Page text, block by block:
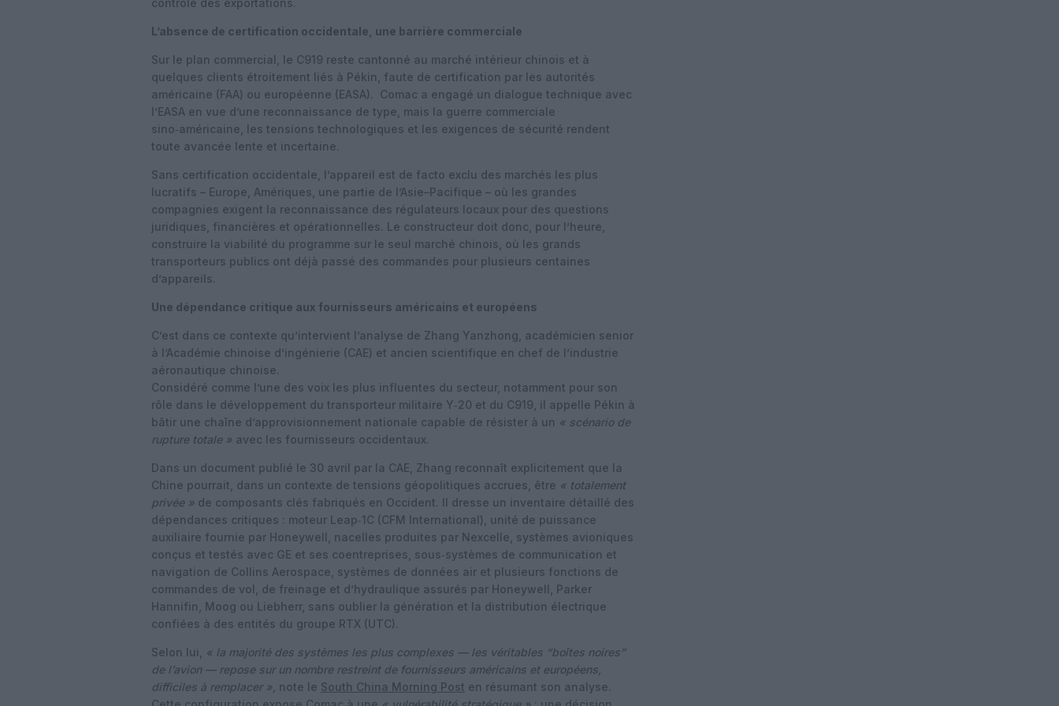
contrôle des exportations.
L’absence de certification occidentale, une barrière commerciale
Sur le plan commercial, le C919 reste cantonné au marché intérieur chinois et à
quelques clients étroitement liés à Pékin, faute de certification par les autorités
américaine (FAA) ou européenne (EASA).
Comac a engagé un dialogue technique avec
l’EASA en vue d’une reconnaissance de type, mais la guerre commerciale
sino‑américaine, les tensions technologiques et les exigences de sécurité rendent
toute avancée lente et incertaine.
Sans certification occidentale, l’appareil est de facto exclu des marchés les plus
lucratifs – Europe, Amériques, une partie de l’Asie–Pacifique – où les grandes
compagnies exigent la reconnaissance des régulateurs locaux pour des questions
juridiques, financières et opérationnelles. Le constructeur doit donc, pour l’heure,
construire la viabilité du programme sur le seul marché chinois, où les grands
transporteurs publics ont déjà passé des commandes pour plusieurs centaines
d’appareils.
Une dépendance critique aux fournisseurs américains et européens
C’est dans ce contexte qu’intervient l’analyse de Zhang Yanzhong, académicien senior
à l’Académie chinoise d’ingénierie (CAE) et ancien scientifique en chef de l’industrie
aéronautique chinoise.
Considéré comme l’une des voix les plus influentes du secteur, notamment pour son
rôle dans le développement du transporteur militaire Y‑20 et du C919, il appelle Pékin à
bâtir une chaîne d’approvisionnement nationale capable de résister à un « scénario de
rupture totale » avec les fournisseurs occidentaux.
Dans un document publié le 30 avril par la CAE, Zhang reconnaît explicitement que la
Chine pourrait, dans un contexte de tensions géopolitiques accrues, être « totalement
privée » de composants clés fabriqués en Occident. Il dresse un inventaire détaillé des
dépendances critiques : moteur Leap‑1C (CFM International), unité de puissance
auxiliaire fournie par Honeywell, nacelles produites par Nexcelle, systèmes avioniques
conçus et testés avec GE et ses coentreprises, sous‑systèmes de communication et
navigation de Collins Aerospace, systèmes de données air et plusieurs fonctions de
commandes de vol, de freinage et d’hydraulique assurés par Honeywell, Parker
Hannifin, Moog ou Liebherr, sans oublier la génération et la distribution électrique
confiées à des entités du groupe RTX (UTC).
Selon lui,
« la majorité des systèmes les plus complexes — les véritables “boîtes noires”
de l’avion — repose sur un nombre restreint de fournisseurs américains et européens,
difficiles à remplacer », note le South China Morning Post en résumant son analyse.